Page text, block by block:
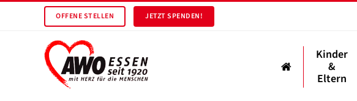
OFFENE STELLEN JETZT SPENDEN!
Kinder
&
Eltern